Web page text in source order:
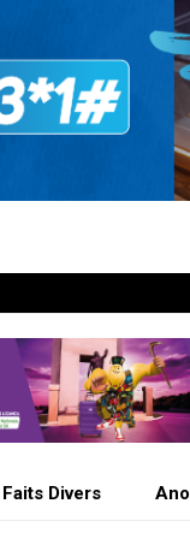
Faits Divers